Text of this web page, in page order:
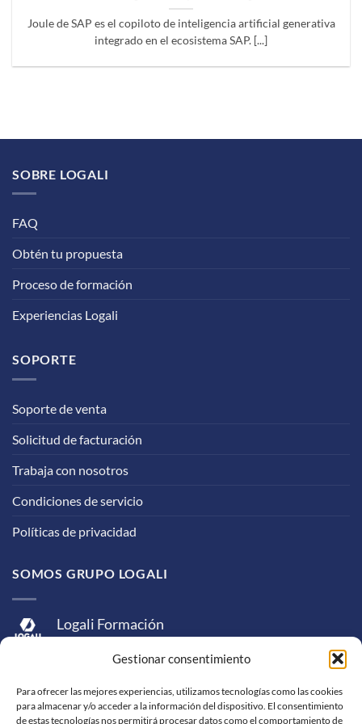
Gestionar consentimiento
Para ofrecer las mejores experiencias, utilizamos tecnologías como las cookies
para almacenar y/o acceder a la información del dispositivo. El consentimiento
de estas tecnologías nos permitirá procesar datos como el comportamiento de
Joule de SAP es el copiloto de inteligencia artificial generativa
integrado en el ecosistema SAP. [...]
SOBRE LOGALI
FAQ
Obtén tu propuesta
Proceso de formación
Experiencias Logali
SOPORTE
Soporte de venta
Solicitud de facturación
Trabaja con nosotros
Condiciones de servicio
Políticas de privacidad
SOMOS GRUPO LOGALI
Logali Formación
Logali Consultoría
Logali Ingeniería